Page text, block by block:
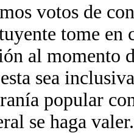
votos de
tome
al momento
sea
popular
se haga valer.